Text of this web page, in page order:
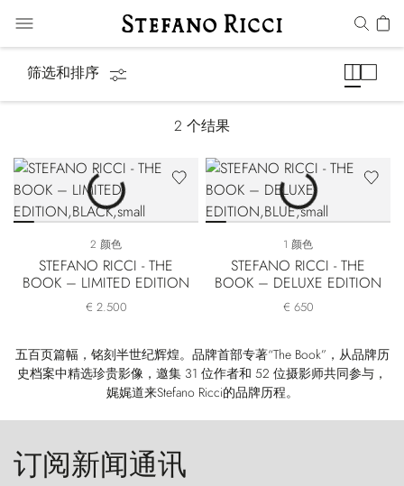
筛选和排序
2 个结果
2 颜色
STEFANO RICCI - THE
BOOK – LIMITED EDITION
€ 2.500
1 颜色
STEFANO RICCI - THE
BOOK – DELUXE EDITION
€ 650
五百页篇幅，铭刻半世纪辉煌。品牌首部专著“The Book”，从品牌历
史档案中精选珍贵影像，邀集 31 位作者和 52 位摄影师共同参与，
娓娓道来Stefano Ricci的品牌历程。
订阅新闻通讯